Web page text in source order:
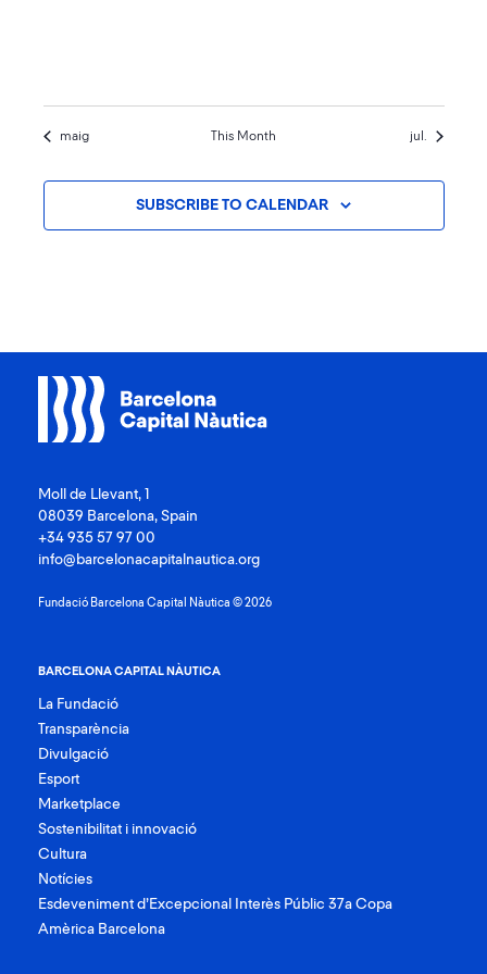
maig This Month jul.
SUBSCRIBE TO CALENDAR
Moll de Llevant, 1
08039 Barcelona, Spain
+34 935 57 97 00
info@barcelonacapitalnautica.org
Fundació Barcelona Capital Nàutica © 2026
BARCELONA CAPITAL NÀUTICA
La Fundació
Transparència
Divulgació
Esport
Marketplace
Sostenibilitat i innovació
Cultura
Notícies
Esdeveniment d’Excepcional Interès Públic 37a Copa
Amèrica Barcelona